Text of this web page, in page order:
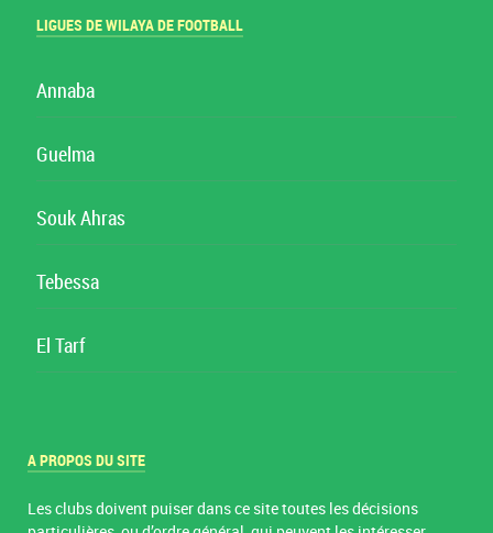
LIGUES DE WILAYA DE FOOTBALL
Annaba
Guelma
Souk Ahras
Tebessa
El Tarf
A PROPOS DU SITE
Les clubs doivent puiser dans ce site toutes les décisions